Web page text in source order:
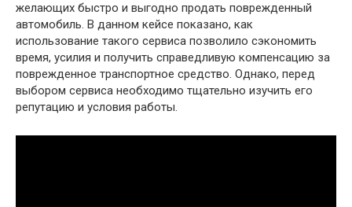
желающих быстро и выгодно продать поврежденный
автомобиль. В данном кейсе показано, как
использование такого сервиса позволило сэкономить
время, усилия и получить справедливую компенсацию за
поврежденное транспортное средство. Однако, перед
выбором сервиса необходимо тщательно изучить его
репутацию и условия работы.